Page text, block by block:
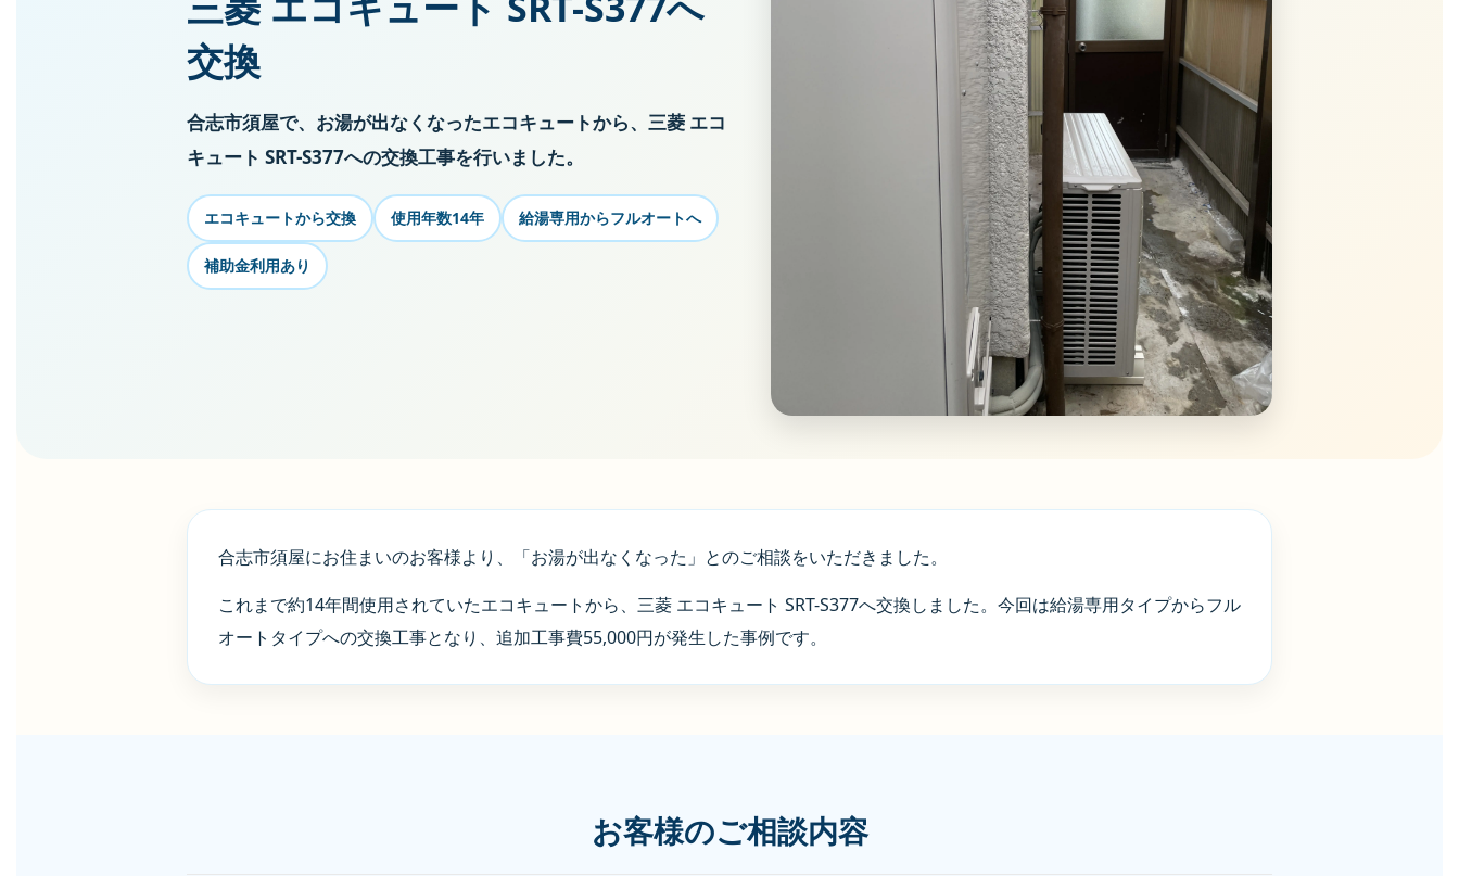
交換
合志市須屋で、お湯が出なくなったエコキュートから、三菱 エコ
キュート SRT-S377への交換工事を行いました。
エコキュートから交換 使用年数14年 給湯専用からフルオートへ
補助金利用あり
合志市須屋にお住まいのお客様より、「お湯が出なくなった」とのご相談をいただきました。
これまで約14年間使用されていたエコキュートから、三菱 エコキュート SRT-S377へ交換しました。今回は給湯専用タイプからフル
オートタイプへの交換工事となり、追加工事費55,000円が発生した事例です。
お客様のご相談内容